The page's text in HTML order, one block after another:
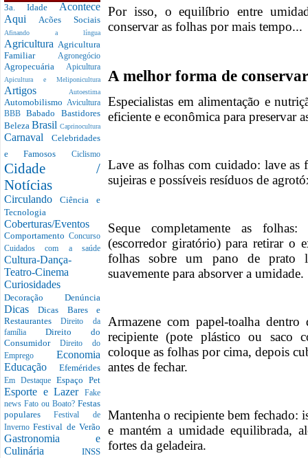
3a. Idade Acontece
Aqui Acões Sociais
Afinando a língua
Agricultura Agricultura
Familiar Agronegócio
Agropecuária Apicultura
Apicultura e Meliponicultura
Artigos Autoestima
Automobilismo Avicultura
BBBBabado Bastidores
Beleza Brasil Caprinocultura
Carnaval Celebridades
e Famosos Ciclismo
Cidade /
Notícias
CirculandoCiência e
Tecnologia
Coberturas/Eventos
Comportamento Concurso
Cuidados com a saúde
Cultura-Dança-
Teatro-Cinema
Curiosidades
Decoração Denúncia
DicasDicas Bares e
RestaurantesDireito da
família Direito do
Consumidor Direito do
Emprego Economia
Educação Efemérides
Em Destaque Espaço Pet
Esporte e Lazer
Fake
news Fato ou Boato? Festas
popularesFestival de
InvernoFestival de Verão
Gastronomia e
Culinária INSS
Por isso, o equilíbrio entre
conservar as folhas por mais tempo...
A melhor forma de
Especialistas em alimentação e
eficiente e econômica para preservar
Lave as folhas com cuidado: lave as
sujeiras e possíveis resíduos de
Seque completamente as
(escorredor giratório) para retirar o
folhas sobre um pano de prato
suavemente para absorver a umidade.
Armazene com papel-toalha
recipiente (pote plástico ou saco
coloque as folhas por cima, depois
antes de fechar.
Mantenha o recipiente bem fechado:
e mantém a umidade equilibrada,
fortes da geladeira.